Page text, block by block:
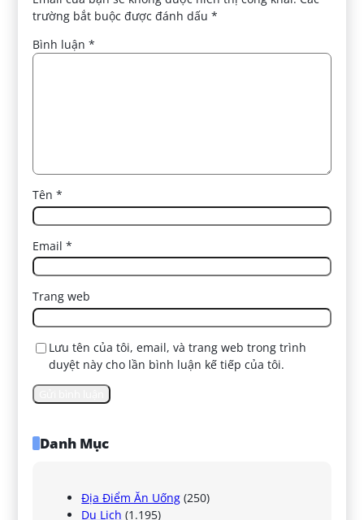
trường bắt buộc được đánh dấu*
Bình luận*
Tên*
Email*
Trang web
Lưu tên của tôi, email, và trang web trong trình
duyệt này cho lần bình luận kế tiếp của tôi.
Danh Mục
Địa Điểm Ăn Uống (250)
Du Lịch (1.195)